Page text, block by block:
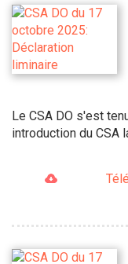
Le CSA DO s'est
introduction du CSA